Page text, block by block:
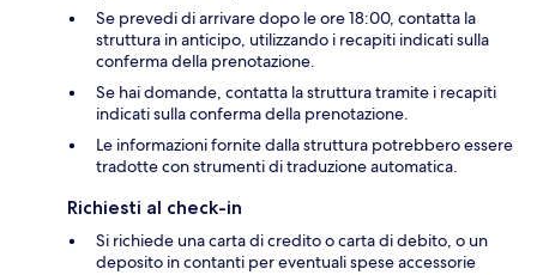
Se prevedi di arrivare dopo le ore 18:00, contatta la
struttura in anticipo, utilizzando i recapiti indicati sulla
conferma della prenotazione.
Se hai domande, contatta la struttura tramite i recapiti
indicati sulla conferma della prenotazione.
Le informazioni fornite dalla struttura potrebbero essere
tradotte con strumenti di traduzione automatica.
Richiesti al check-in
Si richiede una carta di credito o carta di debito, o un
deposito in contanti per eventuali spese accessorie